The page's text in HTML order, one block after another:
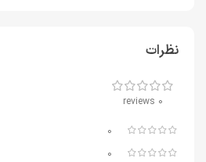
نظرات
0 reviews
0
0